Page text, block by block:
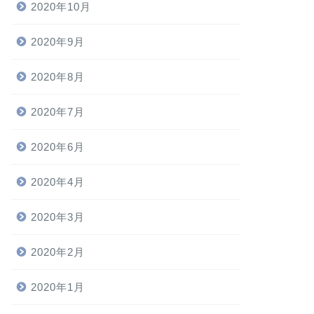
2020年10月
2020年9月
2020年8月
2020年7月
2020年6月
2020年4月
2020年3月
2020年2月
2020年1月